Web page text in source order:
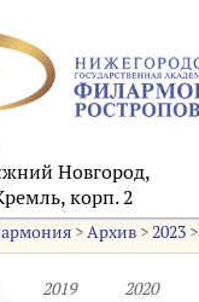
Новгород,
корп. 2
>Архив>2023>
2019 2020